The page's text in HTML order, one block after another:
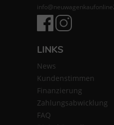
LINKS
News
Kundenstimmen
Finanzierung
Zahlungsabwicklung
FAQ